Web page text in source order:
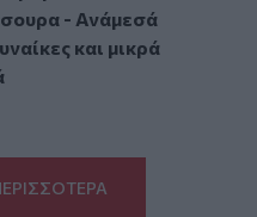
- Ανάμεσά
και μικρά